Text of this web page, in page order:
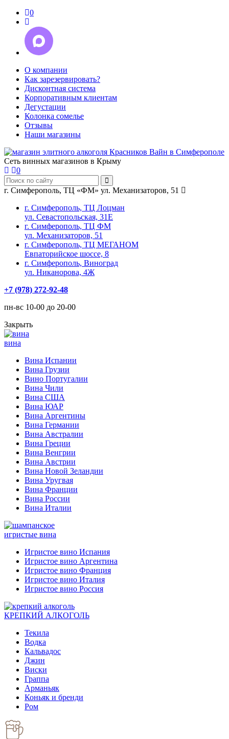
0
О компании
Как зарезервировать?
Дисконтная система
Корпоративным клиентам
Дегустации
Колонка сомелье
Отзывы
Наши магазины
Сеть винных магазинов в Крыму
0
г. Симферополь, ТЦ «ФМ» ул. Механизаторов, 51
г. Симферополь, ТЦ Лоцман
ул. Севастопольская, 31Е
г. Симферополь, ТЦ ФМ
ул. Механизаторов, 51
г. Симферополь, ТЦ МЕГАНОМ
Евпаторийское шоссе, 8
г. Симферополь, Виноград
ул. Никанорова, 4Ж
+7 (978) 272-92-48
пн-вс 10-00 до 20-00
Закрыть
вина
Вина Испании
Вина Грузии
Вино Португалии
Вина Чили
Вина США
Вина ЮАР
Вина Аргентины
Вина Германии
Вина Австралии
Вина Греции
Вина Венгрии
Вина Австрии
Вина Новой Зеландии
Вина Уругвая
Вина Франции
Вина России
Вина Италии
игристые вина
Игристое вино Испания
Игристое вино Аргентина
Игристое вино Франция
Игристое вино Италия
Игристое вино Россия
КРЕПКИЙ АЛКОГОЛЬ
Текила
Водка
Кальвадос
Джин
Виски
Граппа
Арманьяк
Коньяк и бренди
Ром